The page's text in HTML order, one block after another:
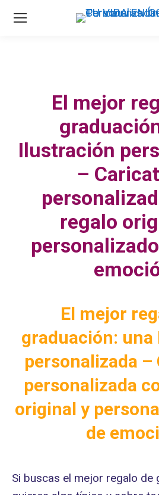
El mejor
Ilustración
–
regalo
El mejor
graduación:
personalizada –
personalizada
original y
de
Si buscas el mejor regalo de